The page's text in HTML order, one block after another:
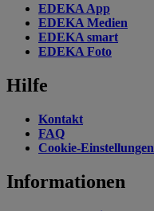
EDEKA App
EDEKA Medien
EDEKA smart
EDEKA Foto
Hilfe
Kontakt
FAQ
Cookie-Einstellungen
Informationen